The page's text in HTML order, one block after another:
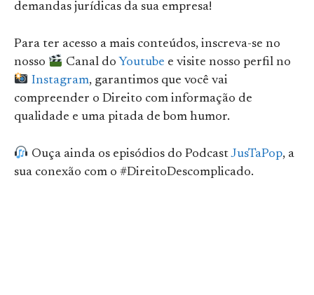
demandas jurídicas da sua empresa!
Para ter acesso a mais conteúdos, inscreva-se no
nosso
Canal do Youtube e visite nosso perfil no
Instagram, garantimos que você vai
compreender o Direito com informação de
qualidade e uma pitada de bom humor.
Ouça ainda os episódios do PodcastJusTaPop, a
sua conexão com o #DireitoDescomplicado.